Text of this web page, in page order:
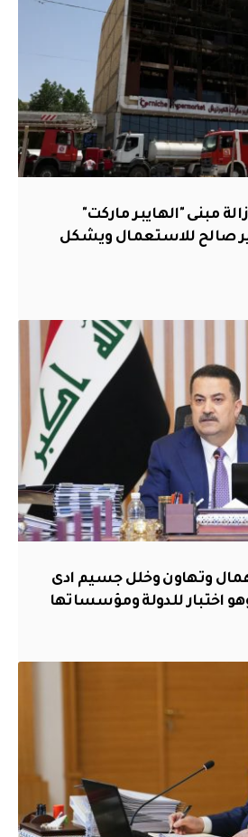
مبنى "الهايبر ماركت"
صالح للاستعمال ويشكل
وتهاون وخلل جسيم ادى
اختبار للدولة ومؤسساتها